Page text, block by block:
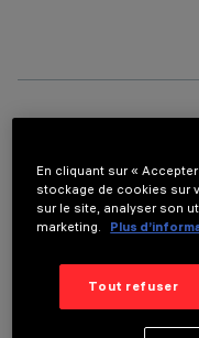
DONNÉES
DERNIÈRE MISE À JOUR:
En cliquant sur «
stockage de cookies sur
sur le site, analyser son
marketing.
Plus
Tout refuser